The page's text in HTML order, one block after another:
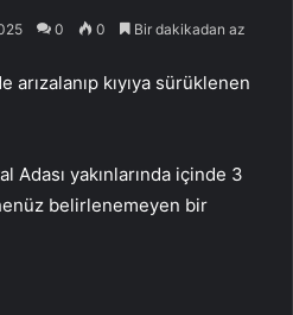
0 0 Bir dakikadan az
arızalanıp kıyıya sürüklenen
Adası yakınlarında içinde 3
belirlenemeyen bir